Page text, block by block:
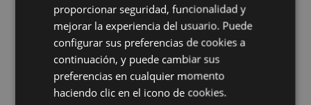
soja y cera de palma) y fragancia
Información sobre el aceite de palma:Procedente de
fuentes éticas sostenibles.
Marca:Goloka
Tiempo de quemado aproximado:6 Horas
proporcionar seguridad, funcionalidad y
mejorar la experiencia del usuario. Puede
configurar sus preferencias de cookies a
continuación, y puede cambiar sus
preferencias en cualquier momento
haciendo clic en el icono de cookies.